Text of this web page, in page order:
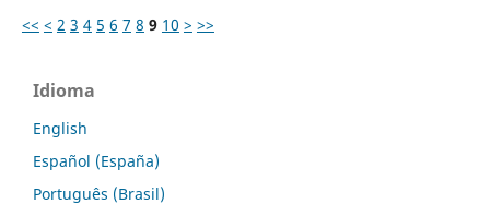
<< < 2 3 4 5 6 7 8 9 10 > >>
Idioma
English
Español (España)
Português (Brasil)